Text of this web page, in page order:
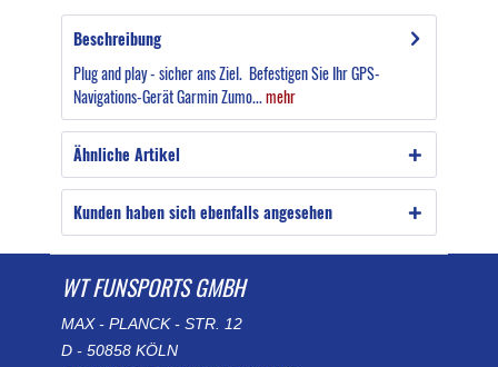
Beschreibung
Plug and play - sicher ans Ziel. Befestigen Sie Ihr GPS-
Navigations-Gerät Garmin Zumo...mehr
Ähnliche Artikel
Kunden haben sich ebenfalls angesehen
WT FUNSPORTS GMBH
MAX - PLANCK - STR. 12
D - 50858 KÖLN